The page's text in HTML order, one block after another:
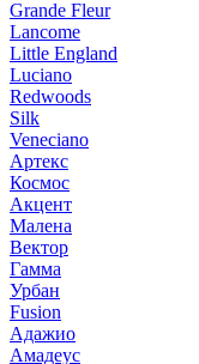
Grande Fleur
Lancome
Little England
Luciano
Redwoods
Silk
Veneciano
Артекс
Космос
Акцент
Малена
Вектор
Гамма
Урбан
Fusion
Адажио
Амадеус